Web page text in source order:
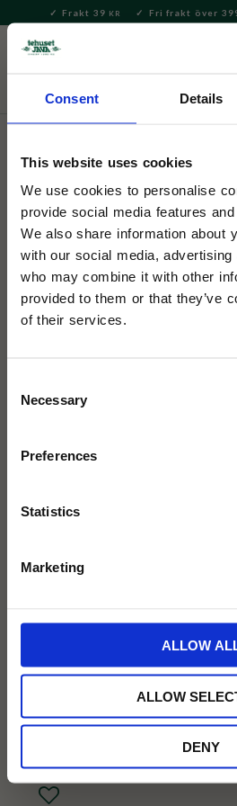
Consent Details
This website uses cookies
We use cookies to personalise
provide social media features
We also share information about
with our social media,
who may combine it with other
provided to them or that they’ve
of their services.
Selection
Necessary
Preferences
Statistics
Marketing
ALLOW
ALLOW
DENY
Meny
Frakt 39 KR Fri frakt över
Servering & Dukning
Selected by Tehuset Java
Mugg Traktor Blå
Stor mugg dekorerade med blå
Lägg till i favoriter
Få 10% rabatt på ditt första köp på
* Rabatten gäller endast online på